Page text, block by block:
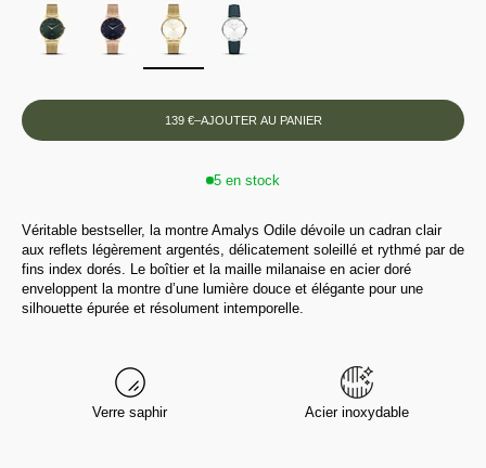
139 €–AJOUTER AU PANIER
5 en stock
Véritable bestseller, la montre Amalys Odile dévoile un cadran clair
aux reflets légèrement argentés, délicatement soleillé et rythmé par de
fins index dorés. Le boîtier et la maille milanaise en acier doré
enveloppent la montre d’une lumière douce et élégante pour une
silhouette épurée et résolument intemporelle.
Verre saphir Acier inoxydable